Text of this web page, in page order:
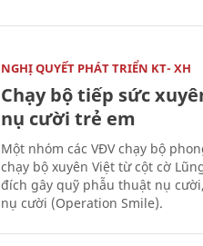
NGHỊ QUYẾT PHÁT TRIỂN KT- XH
Chạy bộ tiếp sức
nụ cười trẻ em
Một nhóm các VĐV chạy bộ
chạy bộ xuyên Việt từ cột cờ
đích gây quỹ phẫu thuật nụ
nụ cười (Operation Smile).